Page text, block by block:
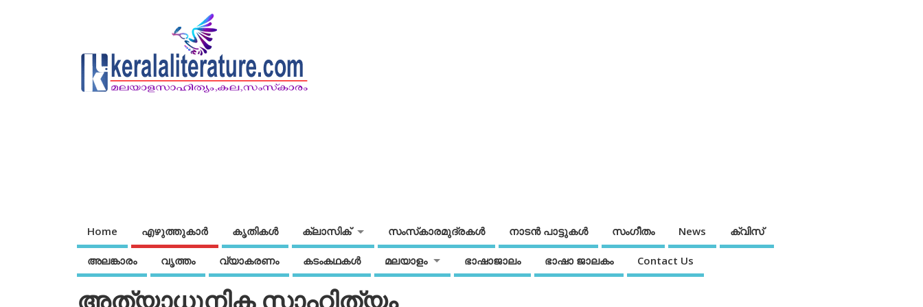
Home എഴുത്തുകാര്‍ കൃതികൾ ക്ലാസിക് സംസ്‌കാരമുദ്രകള്‍ നാടന്‍ പാട്ടുകള്‍ സംഗീതം News ക്വിസ്
അലങ്കാരം വൃത്തം വ്യാകരണം കടംകഥകള്‍ മലയാളം ഭാഷാജാലം ഭാഷാ ജാലകം Contact Us